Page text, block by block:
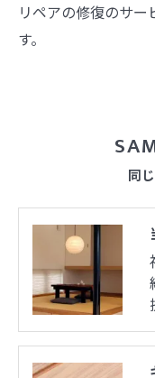
リペアの修復のサ
す。
同